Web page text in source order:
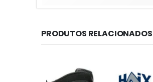
PRODUTOS RELACIONADOS